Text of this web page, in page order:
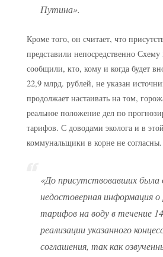
Путина».
Кроме того, он считает, что
представили непосредственно
сообщили, кто, кому и когда будет
22,9 млрд. рублей, не указан
продолжает настаивать на том,
реальное положение дел по
тарифов. С доводами эколога и в
коммунальщики в корне не согласны.
«До присутствовавших была
недостоверная информация о
тарифов на воду в течение
реализации указанного
соглашения, так как